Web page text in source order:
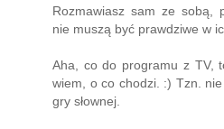
Rozmawiasz sam ze sobą,
nie muszą być prawdziwe w
Aha, co do programu z TV,
wiem, o co chodzi. :) Tzn.
gry słownej.